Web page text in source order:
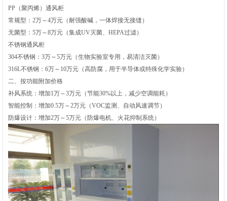
PP（聚丙烯）通风柜‌
常规型‌：2万～4万元（耐强酸碱，一体焊接无接缝）
无菌型‌：5万～8万元（集成UV灭菌、HEPA过滤）
不锈钢通风柜‌
304不锈钢‌：3万～5万元（生物实验室专用，易清洁灭菌）
316L不锈钢‌：6万～10万元（高防腐，用于半导体或特殊化学实验）
二、按功能附加价格‌
补风系统‌：增加1万～3万元（节能30%以上，减少空调能耗）
智能控制‌：增加0.5万～2万元（VOC监测、自动风速调节）
防爆设计‌：增加2万～5万元（防爆电机、火花抑制系统）